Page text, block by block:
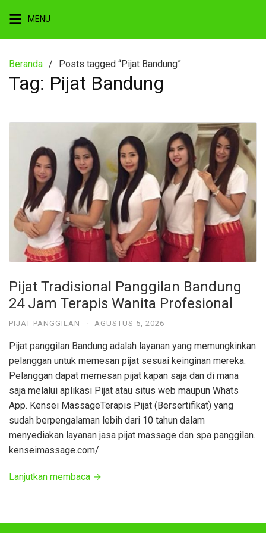
konten
MENU
Beranda Posts tagged “Pijat Bandung”
Tag: Pijat Bandung
Pijat Tradisional Panggilan Bandung
24 Jam Terapis Wanita Profesional
PIJAT PANGGILAN · AGUSTUS 5, 2026
Pijat panggilan Bandung adalah layanan yang memungkinkan
pelanggan untuk memesan pijat sesuai keinginan mereka.
Pelanggan dapat memesan pijat kapan saja dan di mana
saja melalui aplikasi Pijat atau situs web maupun Whats
App. Kensei MassageTerapis Pijat (Bersertifikat) yang
sudah berpengalaman lebih dari 10 tahun dalam
menyediakan layanan jasa pijat massage dan spa panggilan.
kenseimassage.com/
Lanjutkan membaca →